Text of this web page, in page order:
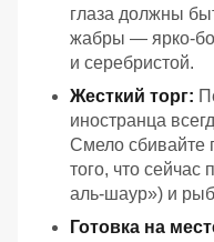
глаза должны
жабры — ярко-
и серебристой.
Жесткий торг:
иностранца
Смело сбивайте
того, что сейчас
аль-шаур») и
Готовка на